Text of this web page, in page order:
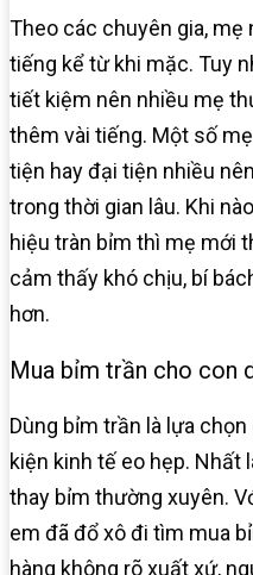
Theo các chuyên gia, mẹ
tiếng kể từ khi mặc. Tuy
tiết kiệm nên nhiều mẹ
thêm vài tiếng. Một số
tiện hay đại tiện nhiều
trong thời gian lâu. Khi
hiệu tràn bỉm thì mẹ mới
cảm thấy khó chịu, bí
hơn.
Mua bỉm trần cho con
Dùng bỉm trần là lựa
kiện kinh tế eo hẹp. Nhất
thay bỉm thường xuyên.
em đã đổ xô đi tìm mua
hàng không rõ xuất xứ,